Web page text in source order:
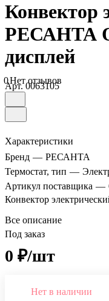
Конвектор
РЕСАНТА
дисплей
0Нет отзывов
Арт.0063105
Характеристики
Бренд — РЕСАНТА
Термостат, тип —
Артикул поставщика —
Конвектор
Все описание
Под заказ
0 ₽/шт
Нет в наличии